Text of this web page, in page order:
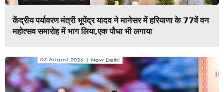
केंद्रीय पर्यावरण मंत्री भूपेंद्र यादव ने मानेसर में हरियाणा के 77वें वन
महोत्सव समारोह में भाग लिया,एक पौधा भी लगाया